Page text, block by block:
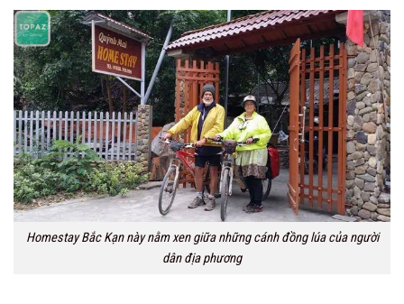
Homestay Bắc Kạn này nằm xen giữa những cánh đồng lúa của người
dân địa phương